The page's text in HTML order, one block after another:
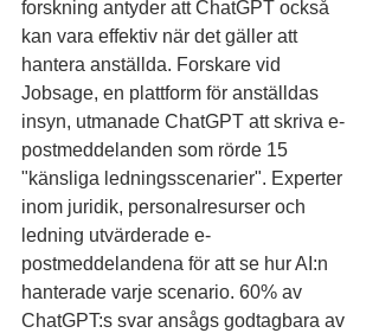
forskning antyder att ChatGPT också
kan vara effektiv när det gäller att
hantera anställda. Forskare vid
Jobsage, en plattform för anställdas
insyn, utmanade ChatGPT att skriva e-
postmeddelanden som rörde 15
"känsliga ledningsscenarier". Experter
inom juridik, personalresurser och
ledning utvärderade e-
postmeddelandena för att se hur AI:n
hanterade varje scenario. 60% av
ChatGPT:s svar ansågs godtagbara av